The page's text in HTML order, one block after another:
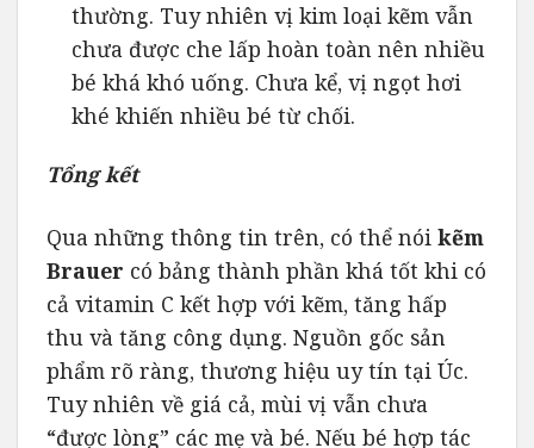
thường. Tuy nhiên vị kim loại kẽm vẫn
chưa được che lấp hoàn toàn nên nhiều
bé khá khó uống. Chưa kể, vị ngọt hơi
khé khiến nhiều bé từ chối.
Tổng kết
Qua những thông tin trên, có thể nói kẽm
Brauer có bảng thành phần khá tốt khi có
cả vitamin C kết hợp với kẽm, tăng hấp
thu và tăng công dụng. Nguồn gốc sản
phẩm rõ ràng, thương hiệu uy tín tại Úc.
Tuy nhiên về giá cả, mùi vị vẫn chưa
“được lòng” các mẹ và bé. Nếu bé hợp tác